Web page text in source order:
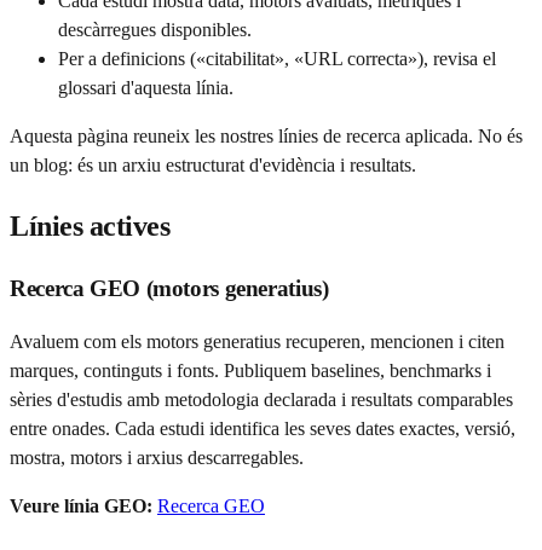
descàrregues disponibles.
Per a definicions («citabilitat», «URL correcta»), revisa el
glossari d'aquesta línia.
Aquesta pàgina reuneix les nostres línies de recerca aplicada. No és
un blog: és un arxiu estructurat d'evidència i resultats.
Línies actives
Recerca GEO (motors generatius)
Avaluem com els motors generatius recuperen, mencionen i citen
marques, continguts i fonts. Publiquem baselines, benchmarks i
sèries d'estudis amb metodologia declarada i resultats comparables
entre onades. Cada estudi identifica les seves dates exactes, versió,
mostra, motors i arxius descarregables.
Veure línia GEO: Recerca GEO